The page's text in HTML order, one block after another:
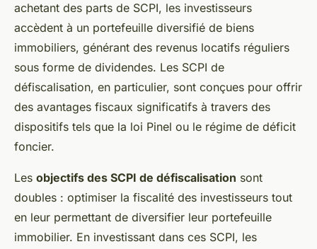
achetant des parts de SCPI, les investisseurs
accèdent à un portefeuille diversifié de biens
immobiliers, générant des revenus locatifs réguliers
sous forme de dividendes. Les SCPI de
défiscalisation, en particulier, sont conçues pour offrir
des avantages fiscaux significatifs à travers des
dispositifs tels que la loi Pinel ou le régime de déficit
foncier.
Les objectifs des SCPI de défiscalisation sont
doubles : optimiser la fiscalité des investisseurs tout
en leur permettant de diversifier leur portefeuille
immobilier. En investissant dans ces SCPI, les